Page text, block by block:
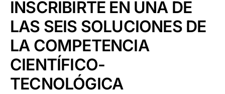
INSCRIBIRTE EN UNA DE
LAS SEIS SOLUCIONES DE
LA COMPETENCIA
CIENTÍFICO-
TECNOLÓGICA